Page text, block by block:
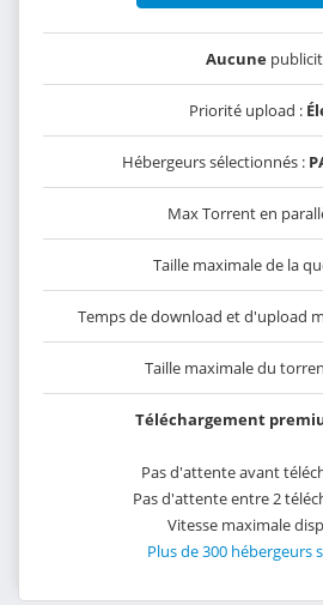
Aucune
Priorité upload :
Hébergeurs sélectionnés :
Max Torrent en
Taille maximale de la
Temps de download et d'upload
Taille maximale du
Téléchargement
Pas d'attente avant
Pas d'attente entre 2
Vitesse maximale
Plus de 300 hébergeurs